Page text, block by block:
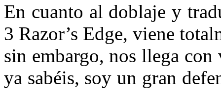
En cuanto al doblaje y
3 Razor’s Edge, viene
sin embargo, nos llega
ya sabéis, soy un gran